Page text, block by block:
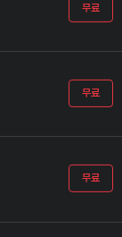
무료
무료
무료